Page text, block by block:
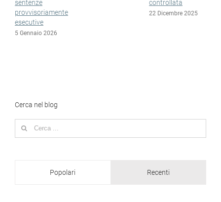
sentenze
provvisoriamente
esecutive
5 Gennaio 2026
controllata
22 Dicembre 2025
Cerca nel blog
Search
for:
Popolari Recenti